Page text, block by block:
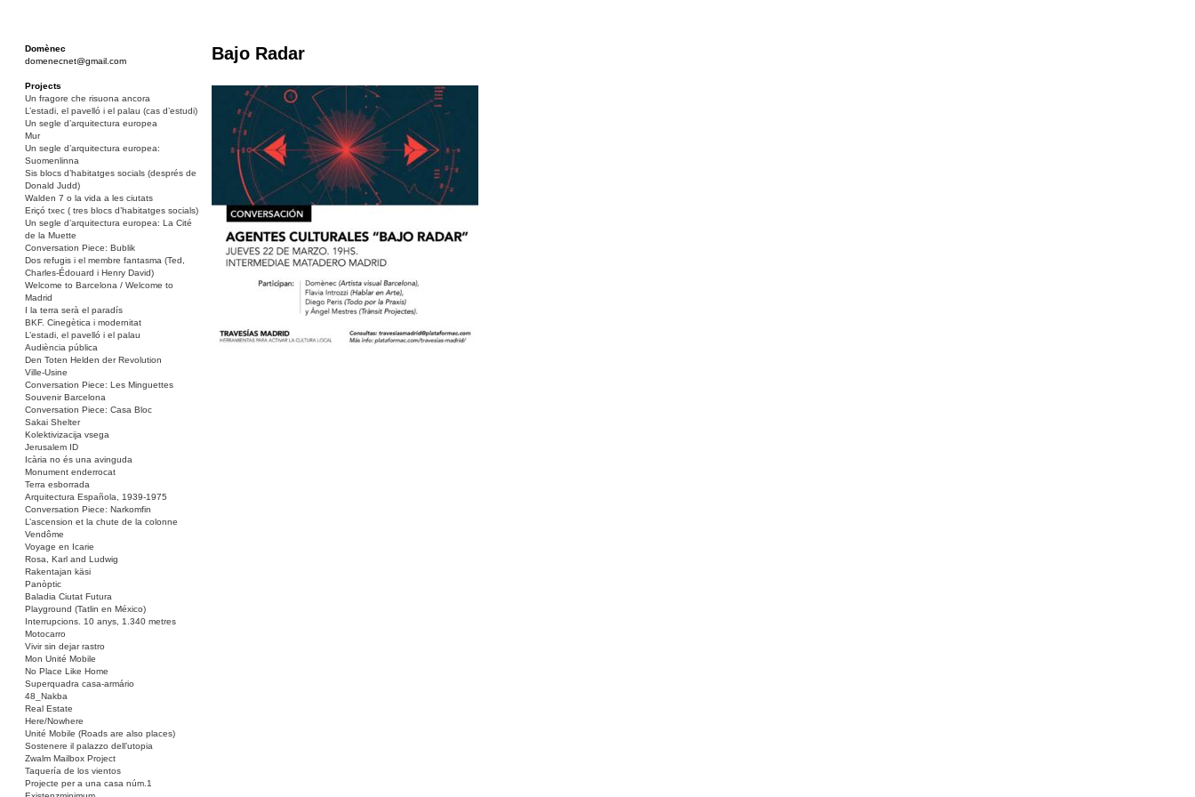
Domènec
domenecnet@gmail.com
Projects
Un fragore che risuona ancora
L’estadi, el pavelló i el palau (cas d’estudi)
Un segle d’arquitectura europea
Mur
Un segle d’arquitectura europea:
Suomenlinna
Sis blocs d’habitatges socials (després de
Donald Judd)
Walden 7 o la vida a les ciutats
Eriçó txec ( tres blocs d’habitatges socials)
Un segle d’arquitectura europea: La Cité
de la Muette
Conversation Piece: Bublik
Dos refugis i el membre fantasma (Ted,
Charles-Édouard i Henry David)
Welcome to Barcelona / Welcome to
Madrid
I la terra serà el paradís
BKF. Cinegètica i modernitat
L’estadi, el pavelló i el palau
Audiència pública
Den Toten Helden der Revolution
Ville-Usine
Conversation Piece: Les Minguettes
Souvenir Barcelona
Conversation Piece: Casa Bloc
Sakai Shelter
Kolektivizacija vsega
Jerusalem ID
Icària no és una avinguda
Monument enderrocat
Terra esborrada
Arquitectura Española, 1939-1975
Conversation Piece: Narkomfin
L’ascension et la chute de la colonne
Vendôme
Voyage en Icarie
Rosa, Karl and Ludwig
Rakentajan käsi
Panòptic
Baladia Ciutat Futura
Playground (Tatlin en México)
Interrupcions. 10 anys, 1.340 metres
Motocarro
Vivir sin dejar rastro
Mon Unité Mobile
No Place Like Home
Superquadra casa-armário
48_Nakba
Real Estate
Here/Nowhere
Unité Mobile (Roads are also places)
Sostenere il palazzo dell’utopia
Zwalm Mailbox Project
Taquería de los vientos
Projecte per a una casa núm.1
Bajo Radar